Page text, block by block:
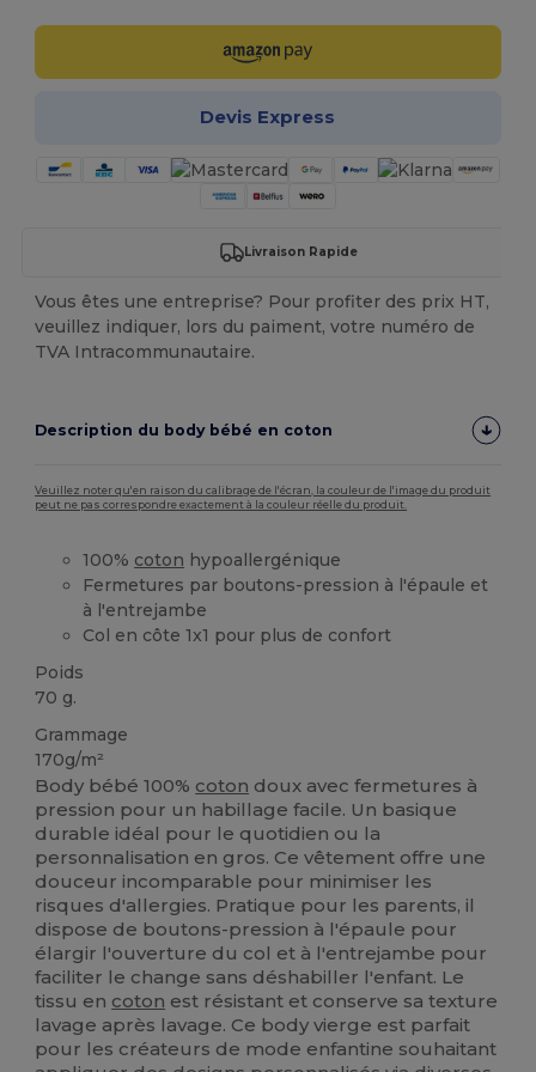
Devis Express
Livraison Rapide
Vous êtes une entreprise? Pour profiter des prix HT,
veuillez indiquer, lors du paiment, votre numéro de
TVA Intracommunautaire.
Description du body bébé en coton
Veuillez noter qu'en raison du calibrage de l'écran, la couleur de l'image du produit
peut ne pas correspondre exactement à la couleur réelle du produit.
100% coton hypoallergénique
Fermetures par boutons-pression à l'épaule et
à l'entrejambe
Col en côte 1x1 pour plus de confort
Poids
70 g.
Grammage
170g/m²
Body bébé 100% coton doux avec fermetures à
pression pour un habillage facile. Un basique
durable idéal pour le quotidien ou la
personnalisation en gros. Ce vêtement offre une
douceur incomparable pour minimiser les
risques d'allergies. Pratique pour les parents, il
dispose de boutons-pression à l'épaule pour
élargir l'ouverture du col et à l'entrejambe pour
faciliter le change sans déshabiller l'enfant. Le
tissu en coton est résistant et conserve sa texture
lavage après lavage. Ce body vierge est parfait
pour les créateurs de mode enfantine souhaitant